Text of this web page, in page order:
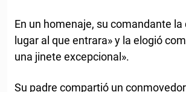
En un homenaje, su comandante
lugar al que entrara» y la elogió
una jinete excepcional».
Su padre compartió un